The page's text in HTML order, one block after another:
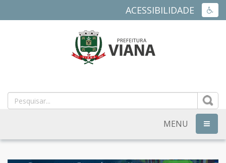
ACESSIBILIDADE
MUNICIPAL
DE
VIANA MENU